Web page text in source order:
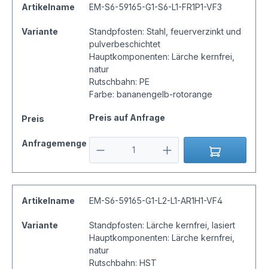
Artikelname EM-S6-59165-G1-S6-L1-FR1P1-VF3
Variante
Standpfosten: Stahl, feuerverzinkt und
pulverbeschichtet
Hauptkomponenten: Lärche kernfrei,
natur
Rutschbahn: PE
Farbe: bananengelb-rotorange
Preis Preis auf Anfrage
Anfragemenge
Artikelname EM-S6-59165-G1-L2-L1-AR1H1-VF4
Variante
Standpfosten: Lärche kernfrei, lasiert
Hauptkomponenten: Lärche kernfrei,
natur
Rutschbahn: HST